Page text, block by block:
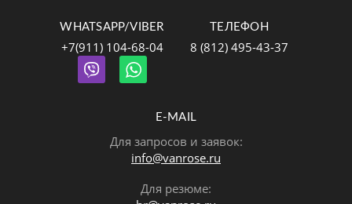
WHATSAPP/VIBER
+7(911) 104-68-04
ТЕЛЕФОН
8 (812) 495-43-37
E-MAIL
Для запросов и заявок:
info@vanrose.ru
Для резюме: